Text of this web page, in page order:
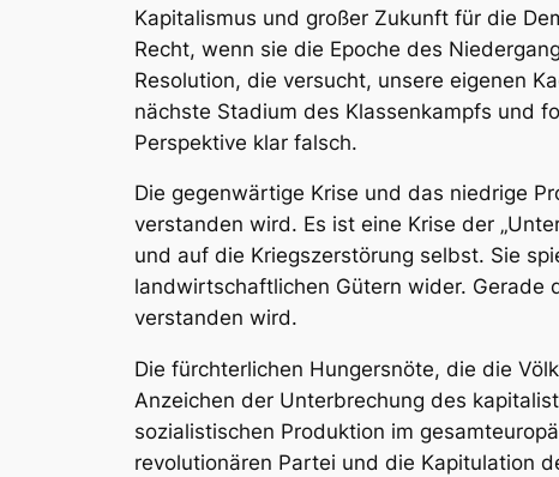
Kapitalismus und großer Zukunft für die
Recht, wenn sie die Epoche des
Resolution, die versucht, unsere eigenen
nächste Stadium des Klassenkampfs und
Perspektive klar falsch.
Die gegenwärtige Krise und das niedrige
verstanden wird. Es ist eine Krise der
und auf die Kriegszerstörung selbst. Sie
landwirtschaftlichen Gütern wider. Gerade
verstanden wird.
Die fürchterlichen Hungersnöte, die die
Anzeichen der Unterbrechung des
sozialistischen Produktion im
revolutionären Partei und die Kapitulation